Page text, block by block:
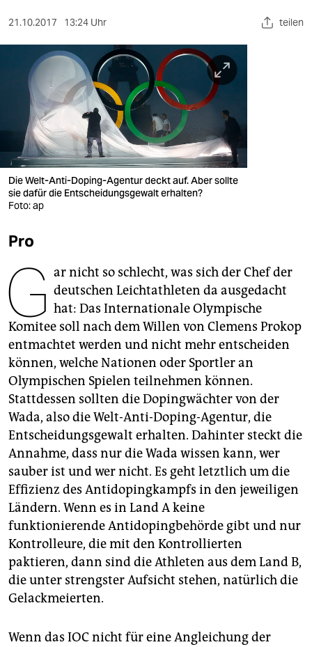
nord
wahrheit
verlag
verlag
veranstaltungen
shop
fragen & hilfe
unterstützen
abo
genossenschaft
epaper login
21.10.2017 13:24 Uhr teilen
Die Welt-Anti-Doping-Agentur deckt auf. Aber sollte
sie dafür die Entscheidungsgewalt erhalten?
Foto: ap
Pro
G ar nicht so schlecht, was sich der Chef der
deutschen Leichtathleten da ausgedacht
hat: Das Internationale Olympische
Komitee soll nach dem Willen von Clemens Prokop
entmachtet werden und nicht mehr entscheiden
können, welche Nationen oder Sportler an
Olympischen Spielen teilnehmen können.
Stattdessen sollten die Dopingwächter von der
Wada, also die Welt-Anti-Doping-Agentur, die
Entscheidungsgewalt erhalten. Dahinter steckt die
Annahme, dass nur die Wada wissen kann, wer
sauber ist und wer nicht. Es geht letztlich um die
Effizienz des Antidopingkampfs in den jeweiligen
Ländern. Wenn es in Land A keine
funktionierende Antidopingbehörde gibt und nur
Kontrolleure, die mit den Kontrollierten
paktieren, dann sind die Athleten aus dem Land B,
die unter strengster Aufsicht stehen, natürlich die
Gelackmeierten.
Wenn das IOC nicht für eine Angleichung der